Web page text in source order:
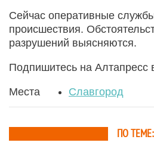
Сейчас оперативные
происшествия.
разрушений выясняются.
Подпишитесь на Алтапресс
Места Славгород
ПО ТЕМЕ: